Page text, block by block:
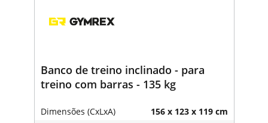
Banco de treino inclinado - para
treino com barras - 135 kg
Dimensões (CxLxA) 156 x 123 x 119 cm